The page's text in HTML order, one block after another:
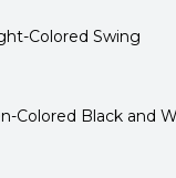
Colored Swing
Colored Black and